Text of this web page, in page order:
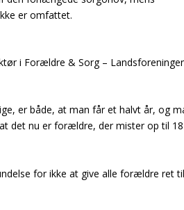
er omfattet.
i Forældre & Sorg –
er både, at man får et halvt år, og
det nu er forældre, der mister op til 18
for ikke at give alle forældre ret til